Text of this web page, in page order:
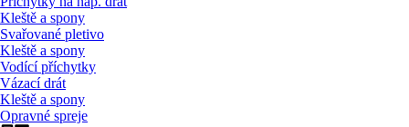
Kleště a spony
Svařované pletivo
Kleště a spony
Vodící příchytky
Vázací drát
Kleště a spony
Opravné spreje